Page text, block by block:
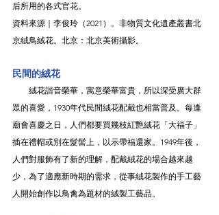
后所用的各式官花。
資料來源｜李俊玲（2021）。非物質文化遺產叢書北
京絨鳥絨花。北京：北京美術攝影。
民間的絨花
絨花諧音榮華，寓意榮華富貴，所以深受廣大群
眾的喜愛，1930年代民間絨花配戴也相當普及。每逢
廟會喜慶之日，人們都要買幾枝紅艷絨花「大福子」
插在禮帽或別在髮髻上，以示帶福還家。1949年後，
人們對服飾有了新的理解，配戴絨花的場合越來越
少，為了適應新時期的需求，從事絨花製作的手工藝
人開始創作以鳥禽為題材的絨製工藝品。